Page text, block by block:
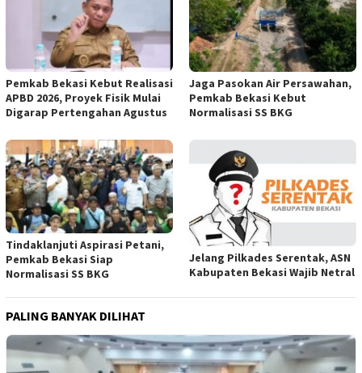
Pemkab Bekasi Kebut Realisasi
APBD 2026, Proyek Fisik Mulai
Digarap Pertengahan Agustus
Jaga Pasokan Air Persawahan,
Pemkab Bekasi Kebut
Normalisasi SS BKG
Tindaklanjuti Aspirasi Petani,
Pemkab Bekasi Siap
Normalisasi SS BKG
Jelang Pilkades Serentak, ASN
Kabupaten Bekasi Wajib Netral
PALING BANYAK DILIHAT